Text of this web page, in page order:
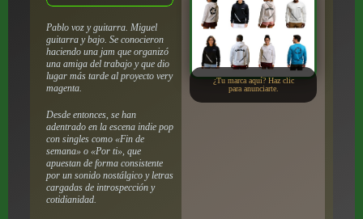
Pablo voz y guitarra. Miguel
guitarra y bajo. Se conocieron
haciendo una jam que organizó
una amiga del trabajo y que dio
lugar más tarde al proyecto very
magenta.
Desde entonces, se han
adentrado en la escena indie pop
con singles como «Fin de
semana» o «Por ti», que
apuestan de forma consistente
por un sonido nostálgico y letras
cargadas de introspección y
cotidianidad.
¿Tu marca aquí? Haz clic
para anunciarte.